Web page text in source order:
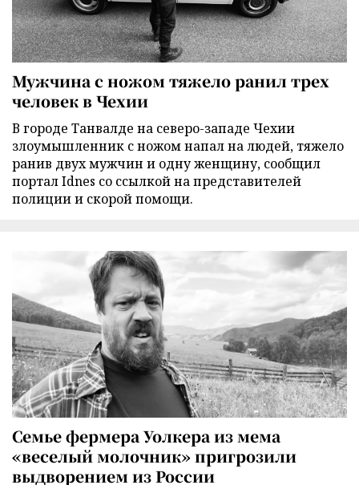
Мужчина с ножом тяжело ранил трех
человек в Чехии
В городе Танвалде на северо-западе Чехии
злоумышленник с ножом напал на людей, тяжело
ранив двух мужчин и одну женщину, сообщил
портал Idnes со ссылкой на представителей
полиции и скорой помощи.
Семье фермера Уолкера из мема
«веселый молочник» пригрозили
выдворением из России